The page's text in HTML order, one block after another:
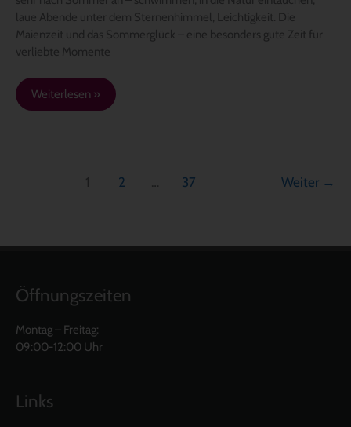
laue Abende unter dem Sternenhimmel, Leichtigkeit. Die
Maienzeit und das Sommerglück – eine besonders gute Zeit für
verliebte Momente
Weiterlesen »
1 2 … 37 Weiter →
Öffnungszeiten
Montag – Freitag:
09:00-12:00 Uhr
Links